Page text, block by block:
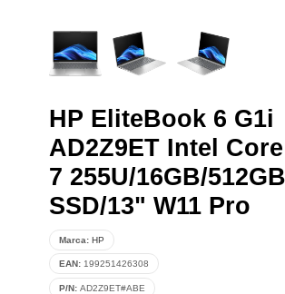
HP EliteBook 6 G1i
AD2Z9ET Intel
7 255U/16GB/512GB
SSD/13" W11 Pro
Marca: HP
EAN: 199251426308
P/N: AD2Z9ET#ABE